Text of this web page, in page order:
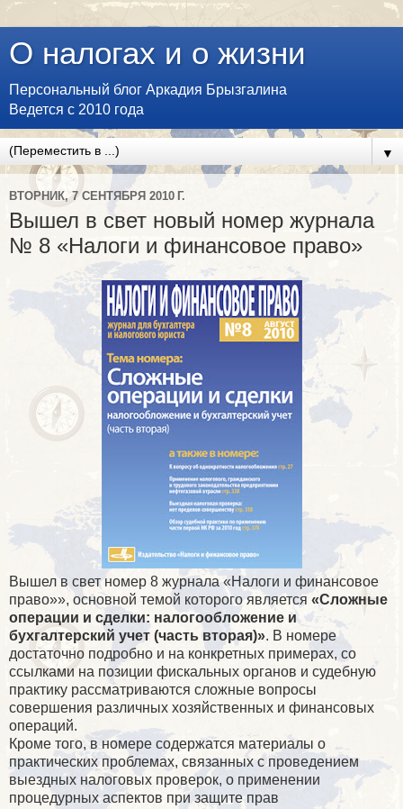
О налогах и о жизни
Персональный блог Аркадия Брызгалина
Ведется с 2010 года
▼
ВТОРНИК, 7 СЕНТЯБРЯ 2010 Г.
Вышел в свет новый номер журнала
№ 8 «Налоги и финансовое право»
Вышел в свет номер 8 журнала «Налоги и финансовое
право»», основной темой которого является «Сложные
операции и сделки: налогообложение и
бухгалтерский учет (часть вторая)». В номере
достаточно подробно и на конкретных примерах, со
ссылками на позиции фискальных органов и судебную
практику рассматриваются сложные вопросы
совершения различных хозяйственных и финансовых
операций.
Кроме того, в номере содержатся материалы о
практических проблемах, связанных с проведением
выездных налоговых проверок, о применении
процедурных аспектов при защите прав